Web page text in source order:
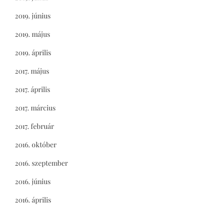
2019. június
2019. május
2019. április
2017. május
2017. április
2017. március
2017. február
2016. október
2016. szeptember
2016. június
2016. április